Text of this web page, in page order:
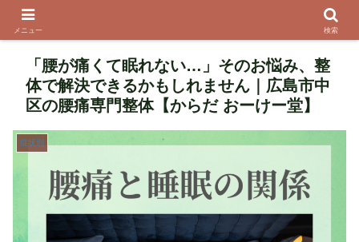
「腰が痛くて眠れない…」そのお悩み、整
体で解決できるかもしれません｜広島市中
区の腰痛専門整体【からだ おーけー堂】
症状別
メニュー 検索